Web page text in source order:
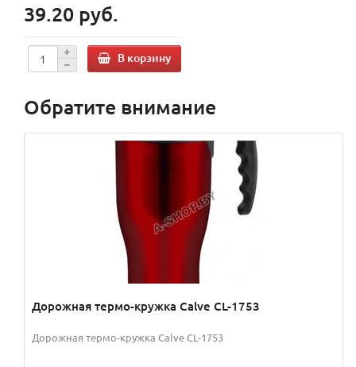
39.20 руб.
В корзину
Обратите внимание
Дорожная термо-кружка Calve CL-1753
Дорожная термо-кружка Calve CL-1753